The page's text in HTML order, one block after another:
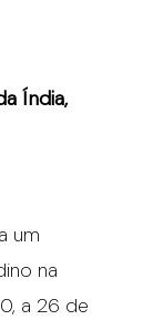
Índia,
um
na
a 26 de